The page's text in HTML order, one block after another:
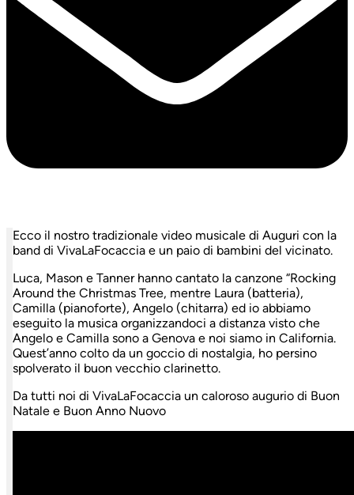
Ecco il nostro tradizionale video musicale di Auguri con la
band di VivaLaFocaccia e un paio di bambini del vicinato.
Luca, Mason e Tanner hanno cantato la canzone “Rocking
Around the Christmas Tree, mentre Laura (batteria),
Camilla (pianoforte), Angelo (chitarra) ed io abbiamo
eseguito la musica organizzandoci a distanza visto che
Angelo e Camilla sono a Genova e noi siamo in California.
Quest’anno colto da un goccio di nostalgia, ho persino
spolverato il buon vecchio clarinetto.
Da tutti noi di VivaLaFocaccia un caloroso augurio di Buon
Natale e Buon Anno Nuovo